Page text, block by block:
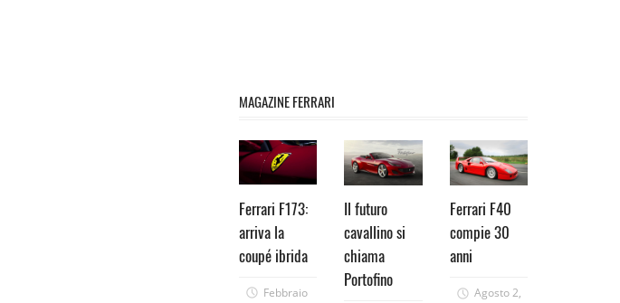
MAGAZINE FERRARI
Ferrari F173:
arriva la
coupé ibrida
Febbraio
Il futuro
cavallino si
chiama
Portofino
Ferrari F40
compie 30
anni
Agosto 2,